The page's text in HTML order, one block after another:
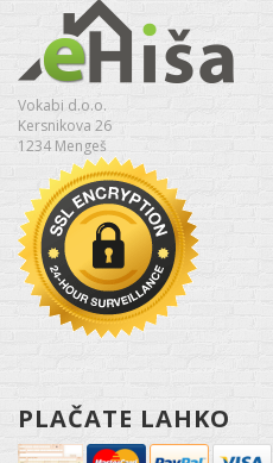
Vokabi d.o.o.
Kersnikova 26
1234 Mengeš
PLAČATE LAHKO